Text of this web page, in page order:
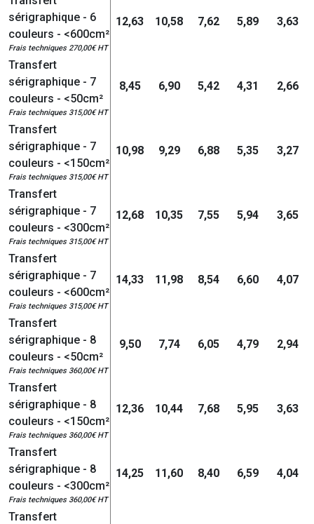
sérigraphique - 6
couleurs - <600cm²
Frais techniques 270,00€ HT
12,63 10,58 7,62 5,89 3,63
Transfert
sérigraphique - 7
couleurs - <50cm²
Frais techniques 315,00€ HT
8,45 6,90 5,42 4,31 2,66
Transfert
sérigraphique - 7
couleurs - <150cm²
Frais techniques 315,00€ HT
10,98 9,29 6,88 5,35 3,27
Transfert
sérigraphique - 7
couleurs - <300cm²
Frais techniques 315,00€ HT
12,68 10,35 7,55 5,94 3,65
Transfert
sérigraphique - 7
couleurs - <600cm²
Frais techniques 315,00€ HT
14,33 11,98 8,54 6,60 4,07
Transfert
sérigraphique - 8
couleurs - <50cm²
Frais techniques 360,00€ HT
9,50 7,74 6,05 4,79 2,94
Transfert
sérigraphique - 8
couleurs - <150cm²
Frais techniques 360,00€ HT
12,36 10,44 7,68 5,95 3,63
Transfert
sérigraphique - 8
couleurs - <300cm²
Frais techniques 360,00€ HT
14,25 11,60 8,40 6,59 4,04
Transfert